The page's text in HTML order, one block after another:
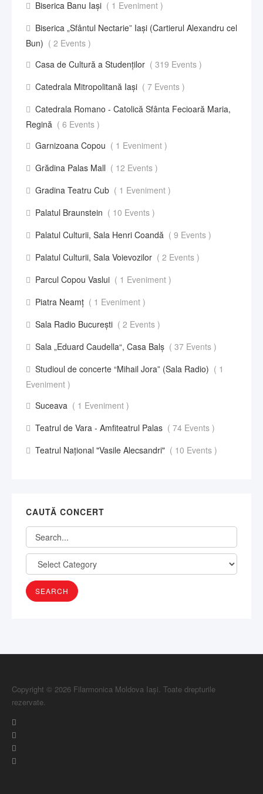
Biserica Banu Iași ( 1 Eveniment )
Biserica „Sfântul Nectarie” Iaşi (Cartierul Alexandru cel
Bun) ( 2 Events )
Casa de Cultură a Studenților ( 319 Events )
Catedrala Mitropolitană Iași ( 7 Events )
Catedrala Romano - Catolică Sfânta Fecioară Maria,
Regină ( 6 Events )
Garnizoana Copou ( 1 Eveniment )
Grădina Palas Mall ( 12 Events )
Gradina Teatru Cub ( 1 Eveniment )
Palatul Braunstein ( 10 Events )
Palatul Culturii, Sala Henri Coandă ( 9 Events )
Palatul Culturii, Sala Voievozilor ( 2 Events )
Parcul Copou Vaslui ( 1 Eveniment )
Piatra Neamț ( 1 Eveniment )
Sala Radio București ( 2 Events )
Sala „Eduard Caudella“, Casa Balş ( 37 Events )
Studioul de concerte “Mihail Jora” (Sala Radio) ( 1
Eveniment )
Suceava ( 1 Eveniment )
Teatrul de Vara - Amfiteatrul Palas ( 74 Events )
Teatrul Național "Vasile Alecsandri" ( 10 Events )
CAUTĂ CONCERT
Copyright © 2026 Filarmonica Moldova Iași. Toate drepturile
rezervate.